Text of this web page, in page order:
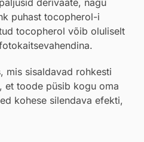
derivaate, nagu
puhast tocopherol-i
tocopherol võib oluliselt
mis sisaldavad rohkesti
et toode püsib kogu oma
kohese silendava efekti,